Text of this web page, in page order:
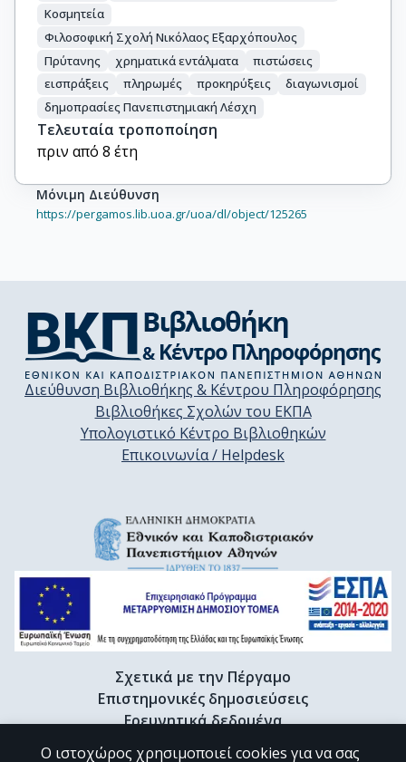
Κοσμητεία
Φιλοσοφική Σχολή Νικόλαος Εξαρχόπουλος
Πρύτανης
χρηματικά εντάλματα
πιστώσεις
εισπράξεις
πληρωμές προκηρύξεις
διαγωνισμοί
δημοπρασίες Πανεπιστημιακή Λέσχη
Τελευταία τροποποίηση
πριν από 8 έτη
Μόνιμη Διεύθυνση
https://pergamos.lib.uoa.gr/uoa/dl/object/125265
Διεύθυνση Βιβλιοθήκης & Κέντρου Πληροφόρησης
Βιβλιοθήκες Σχολών του ΕΚΠΑ
Υπολογιστικό Κέντρο Βιβλιοθηκών
Επικοινωνία / Helpdesk
Σχετικά με την Πέργαμο
Επιστημονικές δημοσιεύσεις
Ερευνητικά δεδομένα
Διδακτορικές διατριβές & Γκρίζα βιβλιογραφία
Ο ιστοχώρος χρησιμοποιεί cookies για να σας